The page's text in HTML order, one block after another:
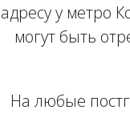
адресу у метро
могут быть
На любые